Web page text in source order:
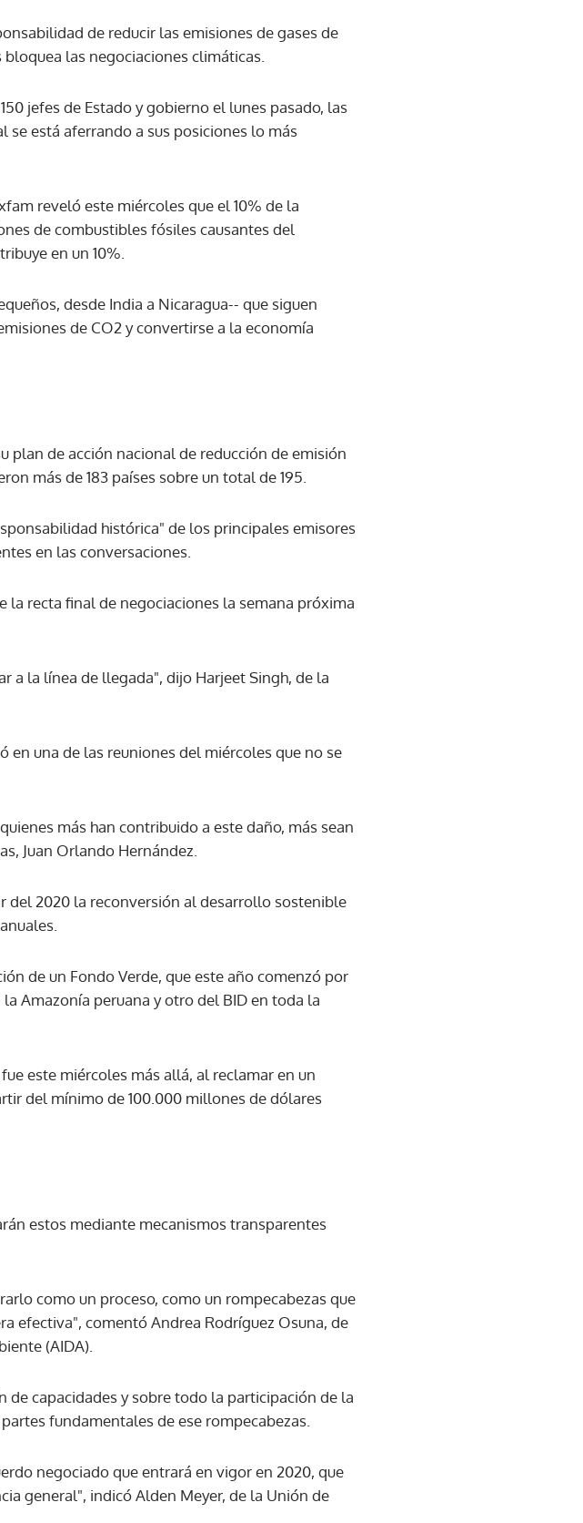
de reducir las emisiones de gases de
las negociaciones climáticas.
jefes de Estado y gobierno el lunes pasado, las
se está aferrando a sus posiciones lo más
reveló este miércoles que el 10% de la
de combustibles fósiles causantes del
en un 10%.
desde India a Nicaragua-- que siguen
de CO2 y convertirse a la economía
plan de acción nacional de reducción de emisión
más de 183 países sobre un total de 195.
histórica" de los principales emisores
en las conversaciones.
recta final de negociaciones la semana próxima
a la línea de llegada", dijo Harjeet Singh, de la
una de las reuniones del miércoles que no se
más han contribuido a este daño, más sean
Juan Orlando Hernández.
del 2020 la reconversión al desarrollo sostenible
de un Fondo Verde, que este año comenzó por
Amazonía peruana y otro del BID en toda la
este miércoles más allá, al reclamar en un
del mínimo de 100.000 millones de dólares
estos mediante mecanismos transparentes
como un proceso, como un rompecabezas que
efectiva", comentó Andrea Rodríguez Osuna, de
(AIDA).
de capacidades y sobre todo la participación de la
fundamentales de ese rompecabezas.
negociado que entrará en vigor en 2020, que
general", indicó Alden Meyer, de la Unión de